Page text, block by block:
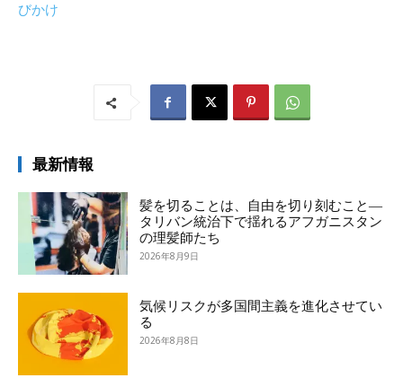
びかけ
最新情報
髪を切ることは、自由を切り刻むこと―
タリバン統治下で揺れるアフガニスタン
の理髪師たち
2026年8月9日
気候リスクが多国間主義を進化させてい
る
2026年8月8日